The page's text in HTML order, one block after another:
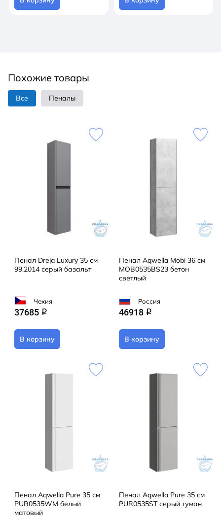
Похожие товары
Все Пеналы
Пенал Dreja Luxury 35 см
99.2014 серый базальт
Чехия
37685 q
В корзину
Пенал Aqwella Mobi 36 см
MOB0535BS23 бетон
светлый
Россия
46918 q
В корзину
Пенал Aqwella Pure 35 см
PUR0535WM белый
матовый
Пенал Aqwella Pure 35 см
PUR0535ST серый туман